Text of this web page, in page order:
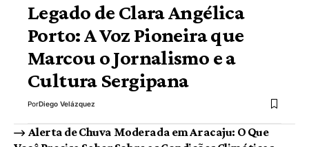
Legado de Clara Angélica
Porto: A Voz Pioneira que
Marcou o Jornalismo e a
Cultura Sergipana
PorDiego Velázquez
Alerta de Chuva Moderada em Aracaju: O Que